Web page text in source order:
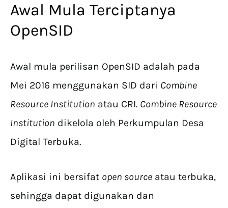
Awal Mula Terciptanya
OpenSID
Awal mula perilisan OpenSID adalah pada
Mei 2016 menggunakan SID dari Combine
Resource Institution atau CRI. Combine Resource
Institution dikelola oleh Perkumpulan Desa
Digital Terbuka.
Aplikasi ini bersifat open source atau terbuka,
sehingga dapat digunakan dan